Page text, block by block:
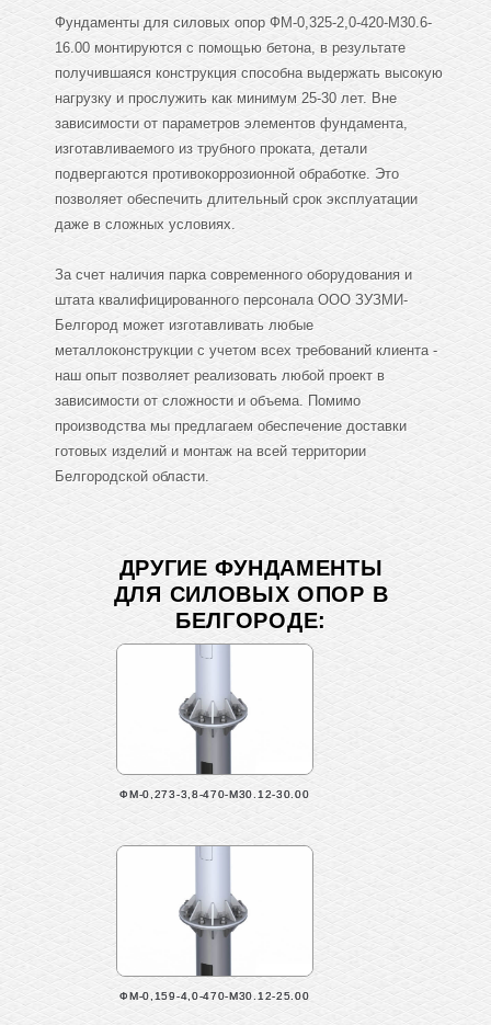
Фундаменты для силовых опор ФМ-0,325-2,0-420-М30.6-
16.00 монтируются с помощью бетона, в результате
получившаяся конструкция способна выдержать высокую
нагрузку и прослужить как минимум 25-30 лет. Вне
зависимости от параметров элементов фундамента,
изготавливаемого из трубного проката, детали
подвергаются противокоррозионной обработке. Это
позволяет обеспечить длительный срок эксплуатации
даже в сложных условиях.
За счет наличия парка современного оборудования и
штата квалифицированного персонала ООО ЗУЗМИ-
Белгород может изготавливать любые
металлоконструкции с учетом всех требований клиента -
наш опыт позволяет реализовать любой проект в
зависимости от сложности и объема. Помимо
производства мы предлагаем обеспечение доставки
готовых изделий и монтаж на всей территории
Белгородской области.
ДРУГИЕ ФУНДАМЕНТЫ
ДЛЯ СИЛОВЫХ ОПОР В
БЕЛГОРОДЕ:
ФМ-0,273-3,8-470-М30.12-30.00
ФМ-0,159-4,0-470-М30.12-25.00